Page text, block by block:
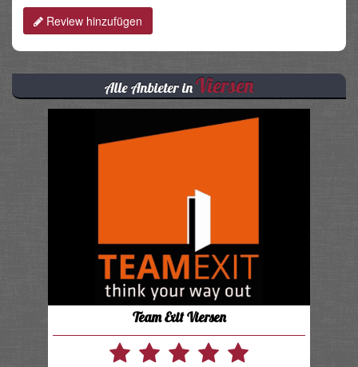
Review hinzufügen
Alle Anbieter inViersen
Team Exit Viersen